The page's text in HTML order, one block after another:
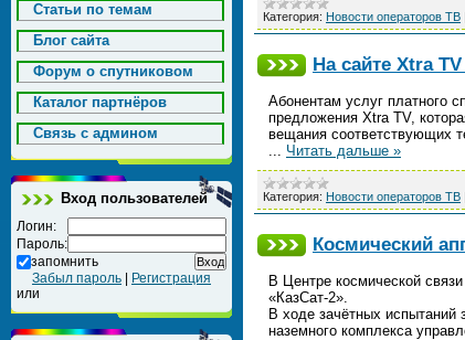
Статьи по темам
Блог сайта
Форум о спутниковом
Каталог партнёров
Cвязь с админом
Вход пользователей
Логин:
Пароль:
запомнить
Забыл пароль
Регистрация
или
Категория: Новости операторов ТВ
На сайте Xtra
Абонентам услуг платного
предложения Xtra TV,
вещания соответствующих
... Читать дальше »
Категория: Новости операторов ТВ
Космический
В Центре космической
«КазСат-2».
В ходе зачётных испытаний
наземного комплекса